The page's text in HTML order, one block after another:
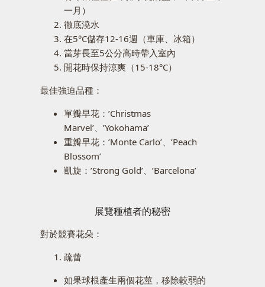
一月）
徹底澆水
在5°C儲存12-16週（車庫、冰箱）
當芽長至5公分高時帶入室內
開花時保持涼爽（15-18°C）
最佳強迫品種：
單瓣早花：’Christmas
Marvel’、’Yokohama’
重瓣早花：’Monte Carlo’、’Peach
Blossom’
凱旋：’Strong Gold’、’Barcelona’
展覽種植者的秘密
對於競賽花朵：
疏蕾
如果球根產生兩個花莖，移除較弱的